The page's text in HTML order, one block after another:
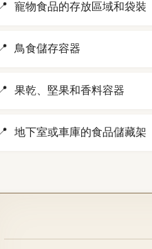
寵物食品的存放區域和袋裝
鳥食儲存容器
果乾、堅果和香料容器
地下室或車庫的食品儲藏架